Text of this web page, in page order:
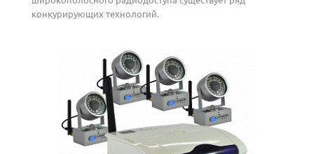
конкурирующих технологий.